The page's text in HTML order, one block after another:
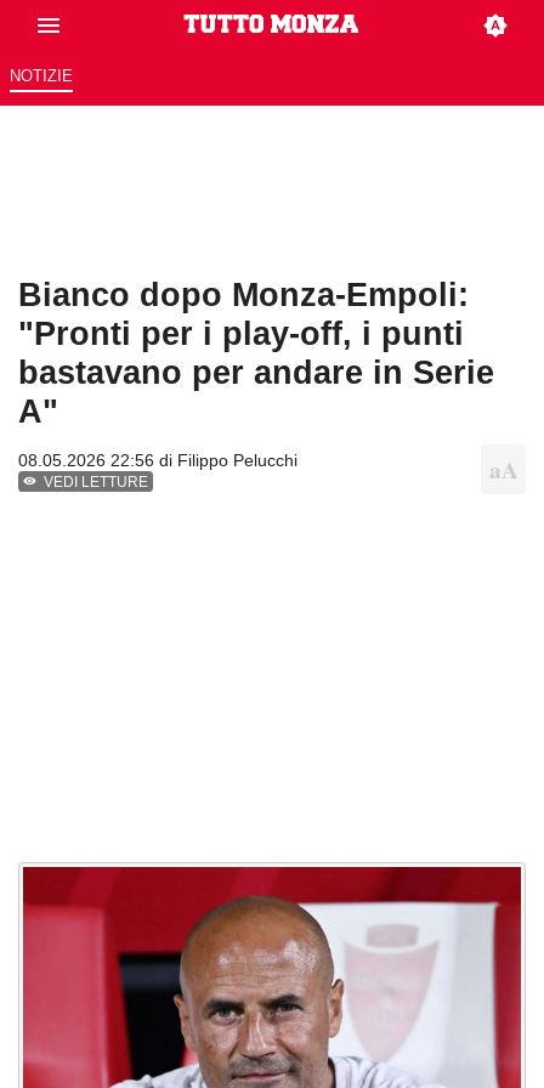
NOTIZIE
Bianco dopo Monza-Empoli:
"Pronti per i play-off, i punti
bastavano per andare in Serie
A"
08.05.2026 22:56 di Filippo Pelucchi
VEDI LETTURE